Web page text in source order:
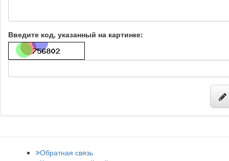
Введите код, указанный на картинке:
Обратная связь